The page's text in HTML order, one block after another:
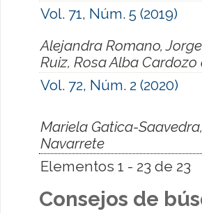
Vol. 71, Núm. 5 (2019)
Alejandra Romano,
Ruiz, Rosa Alba
Vol. 72, Núm. 2 (2020)
Mariela Gatica-
Navarrete
Elementos 1 - 23 de 23
Consejos de